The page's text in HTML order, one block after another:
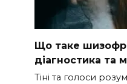
Що таке
діагностика та
Тіні та голоси